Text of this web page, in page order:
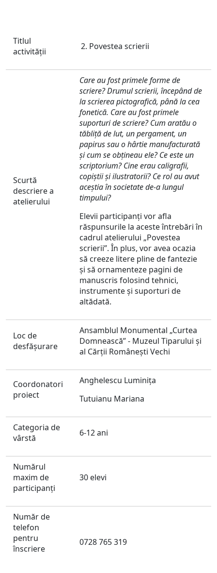
Titlul
activităţii
Povestea scrierii
Scurtă
descriere a
atelierului
Care au fost primele forme de
scriere? Drumul scrierii, începând de
la scrierea pictografică, până la cea
fonetică. Care au fost primele
suporturi de scriere? Cum aratău o
tăbliţă de lut, un pergament, un
papirus sau o hârtie manufacturată
şi cum se obţineau ele? Ce este un
scriptorium? Cine erau caligrafii,
copiștii și ilustratorii? Ce rol au avut
aceştia în societate de-a lungul
timpului?
Elevii participanți vor afla
răspunsurile la aceste întrebări în
cadrul atelierului „Povestea
scrierii”. În plus, vor avea ocazia
să creeze litere pline de fantezie
și să ornamenteze pagini de
manuscris folosind tehnici,
instrumente și suporturi de
altădată.
Loc de
desfăşurare
Ansamblul Monumental „Curtea
Domnească” - Muzeul Tiparului și
al Cărții Românești Vechi
Coordonatori
proiect
Anghelescu Luminița
Tutuianu Mariana
Categoria de
vârstă
6-12 ani
Numărul
maxim de
participanți
30 elevi
Număr de
telefon
pentru
înscriere
0728 765 319